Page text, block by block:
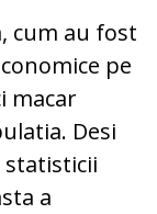
cum au fost
pe
macar
Desi
a